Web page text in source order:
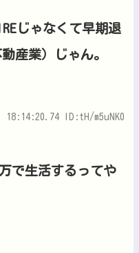
じゃなくて早期退
産業）じゃん。
ID:tH/m5uNK0
で生活するってや